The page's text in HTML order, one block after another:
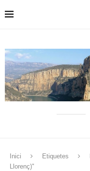
Inici Etiquetes
Llorenç)"